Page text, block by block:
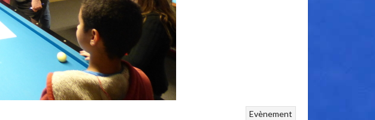
Evènement